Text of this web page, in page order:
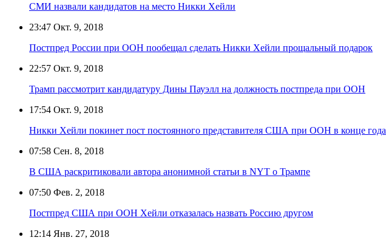
СМИ назвали кандидатов на место Никки Хейли
23:47 Окт. 9, 2018
Постпред России при ООН пообещал сделать Никки Хейли прощальный подарок
22:57 Окт. 9, 2018
Трамп рассмотрит кандидатуру Дины Пауэлл на должность постпреда при ООН
17:54 Окт. 9, 2018
Никки Хейли покинет пост постоянного представителя США при ООН в конце года
07:58 Сен. 8, 2018
В США раскритиковали автора анонимной статьи в NYT о Трампе
07:50 Фев. 2, 2018
Постпред США при ООН Хейли отказалась назвать Россию другом
12:14 Янв. 27, 2018